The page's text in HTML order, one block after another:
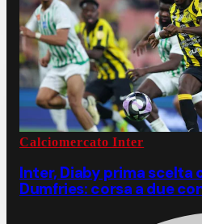
Calciomercato Inter
Inter, Diaby prima scelta
Dumfries: corsa a due